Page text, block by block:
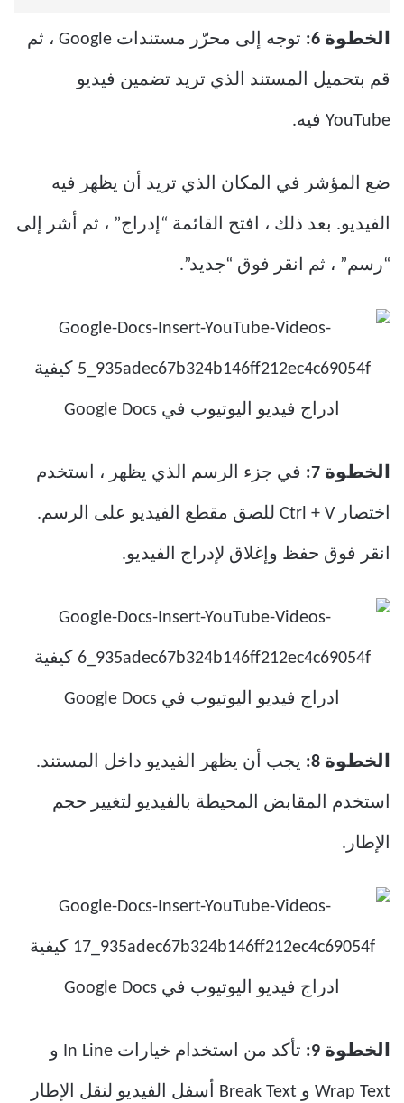
الخطوة 6: توجه إلى محرّر مستندات Google ، ثم
قم بتحميل المستند الذي تريد تضمين فيديو
YouTube فيه.
ضع المؤشر في المكان الذي تريد أن يظهر فيه
الفيديو. بعد ذلك ، افتح القائمة “إدراج” ، ثم أشر إلى
“رسم” ، ثم انقر فوق “جديد”.
الخطوة 7: في جزء الرسم الذي يظهر ، استخدم
اختصار Ctrl + V للصق مقطع الفيديو على الرسم.
انقر فوق حفظ وإغلاق لإدراج الفيديو.
الخطوة 8: يجب أن يظهر الفيديو داخل المستند.
استخدم المقابض المحيطة بالفيديو لتغيير حجم
الإطار.
الخطوة 9: تأكد من استخدام خيارات In Line و
Wrap Text و Break Text أسفل الفيديو لنقل الإطار